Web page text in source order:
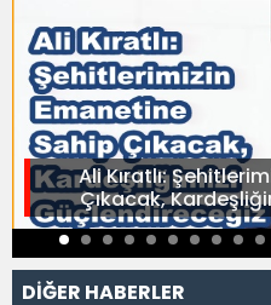
Ali Kıratlı:
Çıkacak,
DİĞER HABERLER